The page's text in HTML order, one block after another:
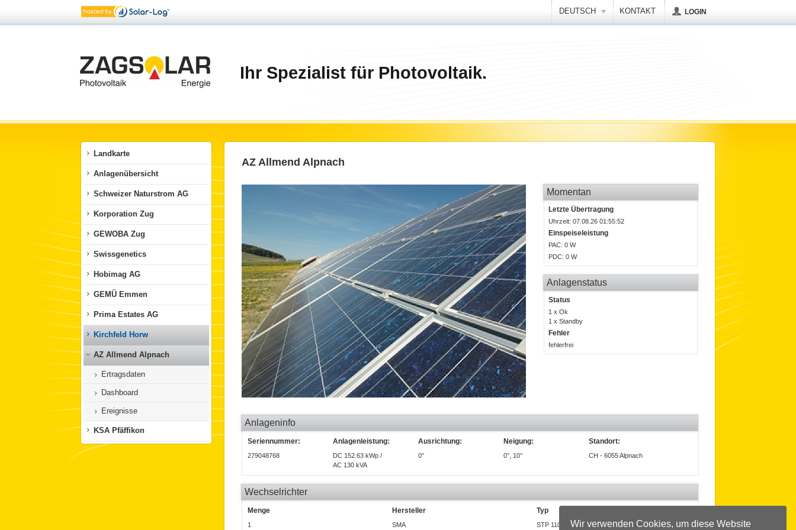
Wir verwenden Cookies, um diese Website
DEUTSCH KONTAKT LOGIN
Ihr Spezialist für Photovoltaik.
Landkarte
Anlagenübersicht
Schweizer Naturstrom AG
Korporation Zug
GEWOBA Zug
Swissgenetics
Hobimag AG
GEMÜ Emmen
Prima Estates AG
Kirchfeld Horw
AZ Allmend Alpnach
Ertragsdaten
Dashboard
Ereignisse
KSA Pfäffikon
AZ Allmend Alpnach
Momentan
Letzte Übertragung
Uhrzeit: 07.08.26 01:55:52
Einspeiseleistung
PAC: 0 W
PDC: 0 W
Anlagenstatus
Status
1 x Ok
1 x Standby
Fehler
fehlerfrei
Anlageninfo
Seriennummer: Anlagenleistung: Ausrichtung: Neigung: Standort:
279048768
DC 152.63 kWp /
AC 130 kVA
0° 0°, 10° CH - 6055 Alpnach
Wechselrichter
Menge Hersteller Typ
1 SMA STP 110-60